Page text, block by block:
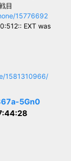
目
15776692
EXT was
1581310966/
5Gn0